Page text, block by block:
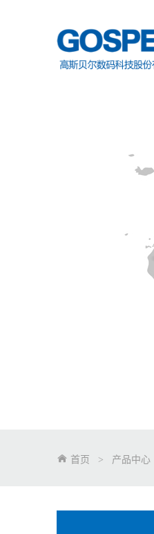
首页 > 产品中心